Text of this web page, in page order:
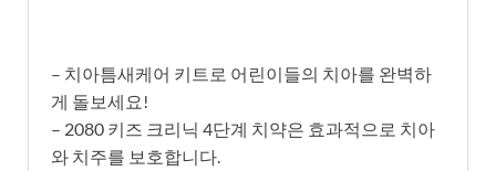
– 치아틈새케어 키트로 어린이들의 치아를 완벽하
게 돌보세요!
– 2080 키즈 크리닉 4단계 치약은 효과적으로 치아
와 치주를 보호합니다.